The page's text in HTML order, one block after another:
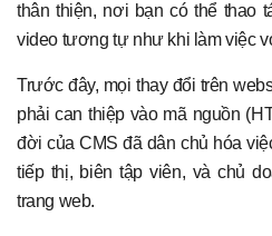
thân thiện, nơi bạn có thể thao
video tương tự như khi làm việc
Trước đây, mọi thay đổi trên
phải can thiệp vào mã nguồn
đời của CMS đã dân chủ hóa
tiếp thị, biên tập viên, và chủ
trang web.